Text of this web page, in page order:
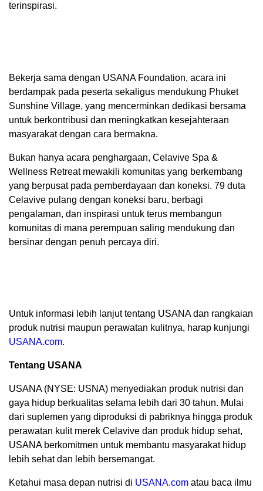
terinspirasi.
Bekerja sama dengan USANA Foundation, acara ini
berdampak pada peserta sekaligus mendukung Phuket
Sunshine Village, yang mencerminkan dedikasi bersama
untuk berkontribusi dan meningkatkan kesejahteraan
masyarakat dengan cara bermakna.
Bukan hanya acara penghargaan, Celavive Spa &
Wellness Retreat mewakili komunitas yang berkembang
yang berpusat pada pemberdayaan dan koneksi. 79 duta
Celavive pulang dengan koneksi baru, berbagi
pengalaman, dan inspirasi untuk terus membangun
komunitas di mana perempuan saling mendukung dan
bersinar dengan penuh percaya diri.
Untuk informasi lebih lanjut tentang USANA dan rangkaian
produk nutrisi maupun perawatan kulitnya, harap kunjungi
USANA.com.
Tentang USANA
USANA (NYSE: USNA) menyediakan produk nutrisi dan
gaya hidup berkualitas selama lebih dari 30 tahun. Mulai
dari suplemen yang diproduksi di pabriknya hingga produk
perawatan kulit merek Celavive dan produk hidup sehat,
USANA berkomitmen untuk membantu masyarakat hidup
lebih sehat dan lebih bersemangat.
Ketahui masa depan nutrisi di USANA.com atau baca ilmu